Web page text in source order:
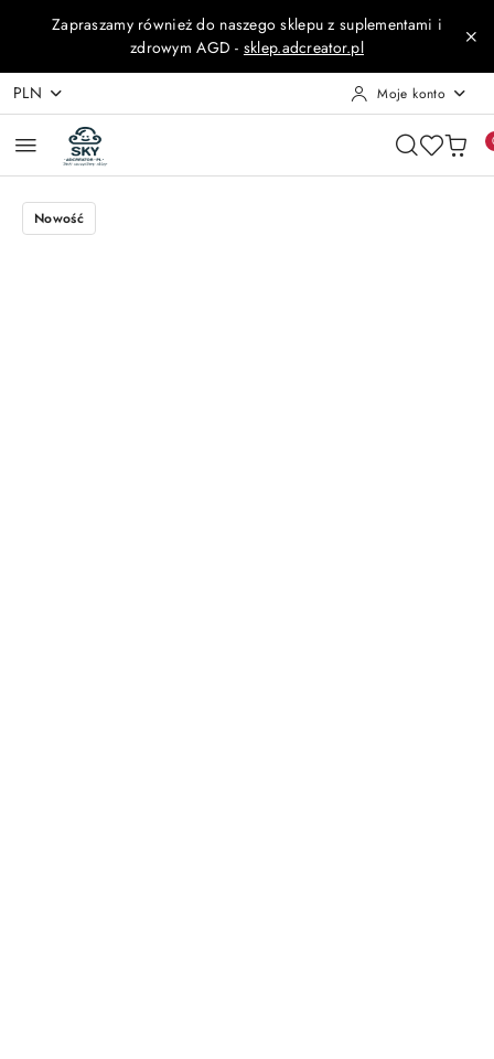
Przejdź do treści głównej
Przejdź do wyszukiwarki
Przejdź do moje konto
Przejdź do menu głównego
Przejdź do opisu produktu
Przejdź do stopki
Zapraszamy również do naszego sklepu z suplementami i
zdrowym AGD - sklep.adcreator.pl
PLN Moje konto
Nowość